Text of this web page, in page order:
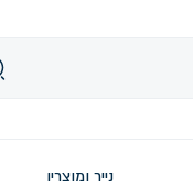
נייר ומוצריו